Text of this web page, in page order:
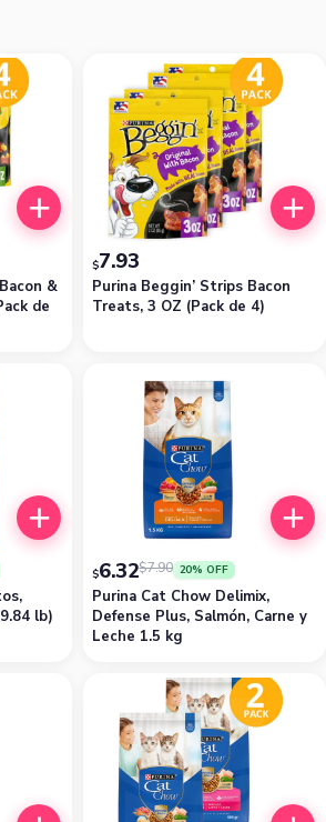
&
de
Purina Beggin’ Strips Bacon
Treats, 3 OZ (Pack de 4)
$7.93
lb)
Purina Cat Chow Delimix,
Defense Plus, Salmón, Carne y
Leche 1.5 kg
$7.90
$6.32 20% OFF